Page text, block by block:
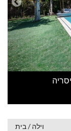
וילה / בית